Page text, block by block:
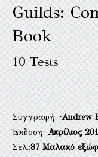
Guilds:
Book
10 Tests
Συγγραφή:·Andrew
Έκδοση:Απρίλιος
Σελ.:87 Μαλακό